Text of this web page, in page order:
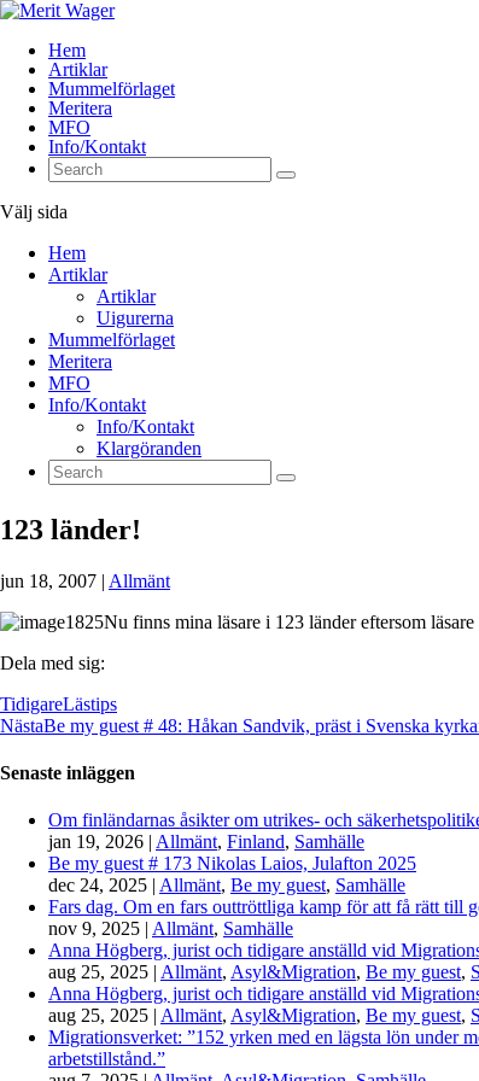
Hem
Artiklar
Mummelförlaget
Meritera
MFO
Info/Kontakt
Välj sida
Hem
Artiklar
Artiklar
Uigurerna
Mummelförlaget
Meritera
MFO
Info/Kontakt
Info/Kontakt
Klargöranden
123 länder!
jun 18, 2007 | Allmänt
Nu finns mina läsare i 123 länder eftersom läsare
Dela med sig:
TidigareLästips
NästaBe my guest # 48: Håkan Sandvik, präst i Svenska
Senaste inläggen
Om finländarnas åsikter om utrikes- och
jan 19, 2026 | Allmänt, Finland, Samhälle
Be my guest # 173 Nikolas Laios, Julafton 2025
dec 24, 2025 | Allmänt, Be my guest, Samhälle
Fars dag. Om en fars outtröttliga kamp för att få rätt till
nov 9, 2025 | Allmänt, Samhälle
Anna Högberg, jurist och tidigare anställd vid
aug 25, 2025 | Allmänt, Asyl&Migration, Be my guest,
Anna Högberg, jurist och tidigare anställd vid
aug 25, 2025 | Allmänt, Asyl&Migration, Be my guest,
Migrationsverket: ”152 yrken med en lägsta lön under
arbetstillstånd.”